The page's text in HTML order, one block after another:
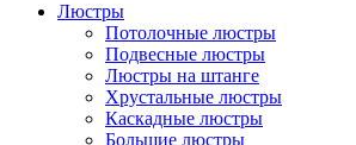
Люстры
Потолочные люстры
Подвесные люстры
Люстры на штанге
Хрустальные люстры
Каскадные люстры
Большие люстры